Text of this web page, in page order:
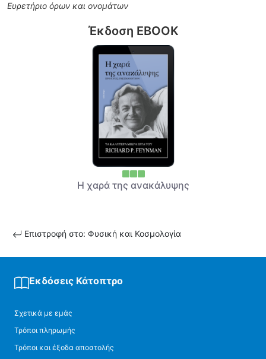
Ευρετήριο όρων και ονομάτων
Έκδοση EBOOK
Η χαρά της ανακάλυψης
Επιστροφή στο: Φυσική και Κοσμολογία
Εκδόσεις Κάτοπτρο
Σχετικά με εμάς
Τρόποι πληρωμής
Τρόποι και έξοδα αποστολής